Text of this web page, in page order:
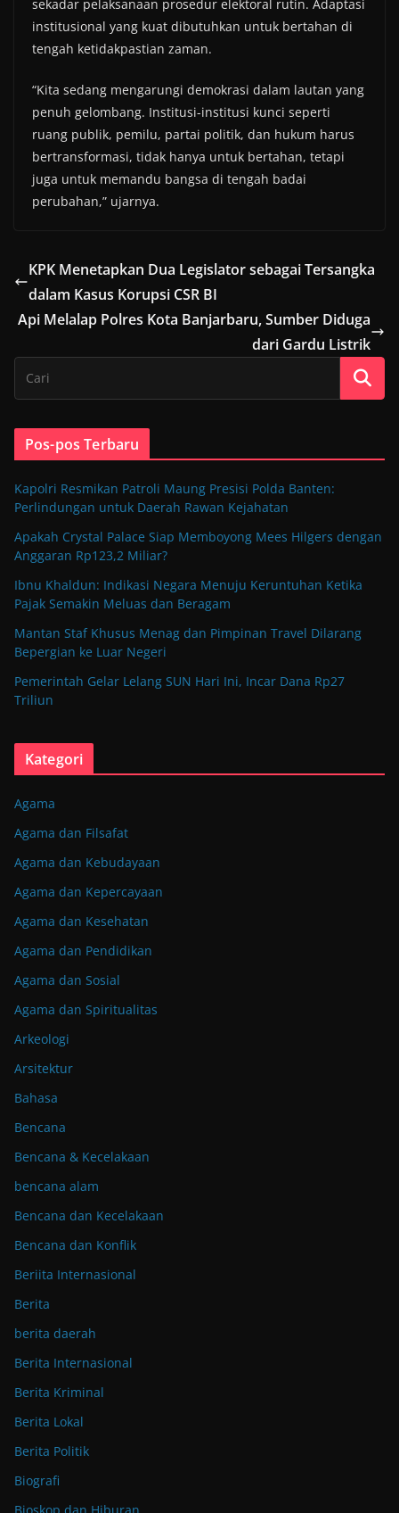
sekadar pelaksanaan prosedur elektoral rutin. Adaptasi
institusional yang kuat dibutuhkan untuk bertahan di
tengah ketidakpastian zaman.
“Kita sedang mengarungi demokrasi dalam lautan yang
penuh gelombang. Institusi-institusi kunci seperti
ruang publik, pemilu, partai politik, dan hukum harus
bertransformasi, tidak hanya untuk bertahan, tetapi
juga untuk memandu bangsa di tengah badai
perubahan,” ujarnya.
KPK Menetapkan Dua Legislator sebagai Tersangka
dalam Kasus Korupsi CSR BI
Api Melalap Polres Kota Banjarbaru, Sumber Diduga
dari Gardu Listrik
Pos-pos Terbaru
Kapolri Resmikan Patroli Maung Presisi Polda Banten:
Perlindungan untuk Daerah Rawan Kejahatan
Apakah Crystal Palace Siap Memboyong Mees Hilgers dengan
Anggaran Rp123,2 Miliar?
Ibnu Khaldun: Indikasi Negara Menuju Keruntuhan Ketika
Pajak Semakin Meluas dan Beragam
Mantan Staf Khusus Menag dan Pimpinan Travel Dilarang
Bepergian ke Luar Negeri
Pemerintah Gelar Lelang SUN Hari Ini, Incar Dana Rp27
Triliun
Kategori
Agama
Agama dan Filsafat
Agama dan Kebudayaan
Agama dan Kepercayaan
Agama dan Kesehatan
Agama dan Pendidikan
Agama dan Sosial
Agama dan Spiritualitas
Arkeologi
Arsitektur
Bahasa
Bencana
Bencana & Kecelakaan
bencana alam
Bencana dan Kecelakaan
Bencana dan Konflik
Beriita Internasional
Berita
berita daerah
Berita Internasional
Berita Kriminal
Berita Lokal
Berita Politik
Biografi